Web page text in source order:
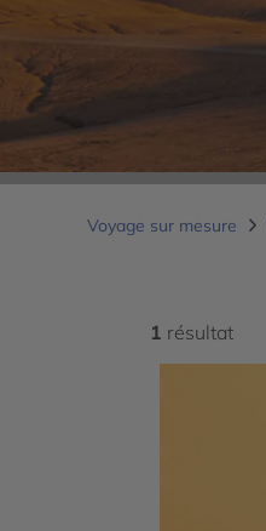
Voyage sur mesure
1 résultat